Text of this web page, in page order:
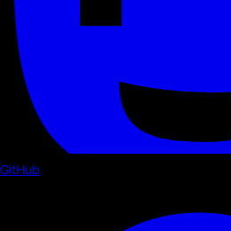
GitHub